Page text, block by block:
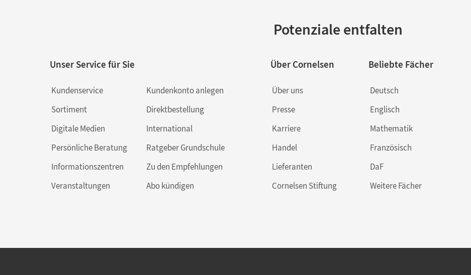
Potenziale entfalten
Unser Service für Sie
Kundenservice
Sortiment
Digitale Medien
Persönliche Beratung
Informationszentren
Veranstaltungen
Kundenkonto anlegen
Direktbestellung
International
Ratgeber Grundschule
Zu den Empfehlungen
Abo kündigen
Über Cornelsen
Über uns
Presse
Karriere
Handel
Lieferanten
Cornelsen Stiftung
Beliebte Fächer
Deutsch
Englisch
Mathematik
Französisch
DaF
Weitere Fächer